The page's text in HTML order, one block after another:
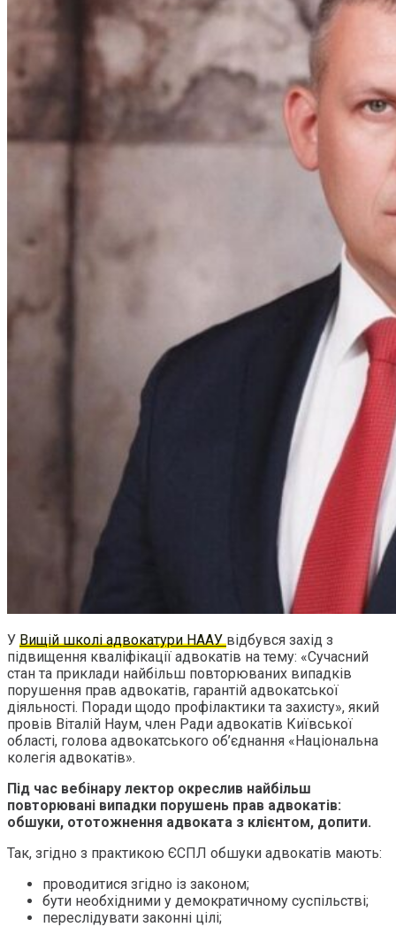
У Вищій школі адвокатури НААУвідбувся захід з
підвищення кваліфікації адвокатів на тему: «Сучасний
стан та приклади найбільш повторюваних випадків
порушення прав адвокатів, гарантій адвокатської
діяльності. Поради щодо профілактики та захисту», який
провів Віталій Наум, член Ради адвокатів Київської
області, голова адвокатського об’єднання «Національна
колегія адвокатів».
Під час вебінару лектор окреслив найбільш
повторювані випадки порушень прав адвокатів:
обшуки, ототожнення адвоката з клієнтом, допити.
Так, згідно з практикою ЄСПЛ обшуки адвокатів мають:
проводитися згідно із законом;
бути необхідними у демократичному суспільстві;
переслідувати законні цілі;